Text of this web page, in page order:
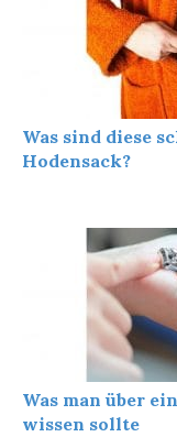
Was sind diese
Hodensack?
Was man über
wissen sollte